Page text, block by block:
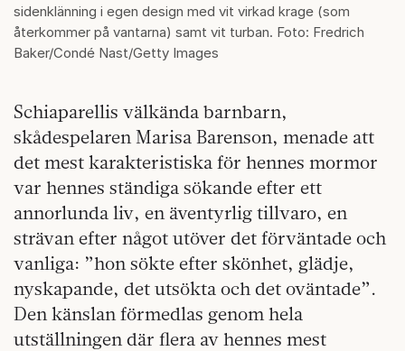
sidenklänning i egen design med vit virkad krage (som
återkommer på vantarna) samt vit turban. Foto: Fredrich
Baker/Condé Nast/Getty Images
Schiaparellis välkända barnbarn,
skådespelaren Marisa Barenson, menade att
det mest karakteristiska för hennes mormor
var hennes ständiga sökande efter ett
annorlunda liv, en äventyrlig tillvaro, en
strävan efter något utöver det förväntade och
vanliga: ”hon sökte efter skönhet, glädje,
nyskapande, det utsökta och det oväntade”.
Den känslan förmedlas genom hela
utställningen där flera av hennes mest